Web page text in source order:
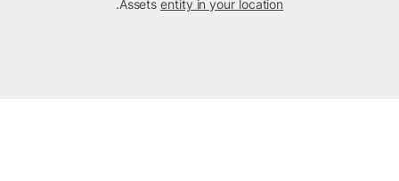
Assetsentity in your location
.